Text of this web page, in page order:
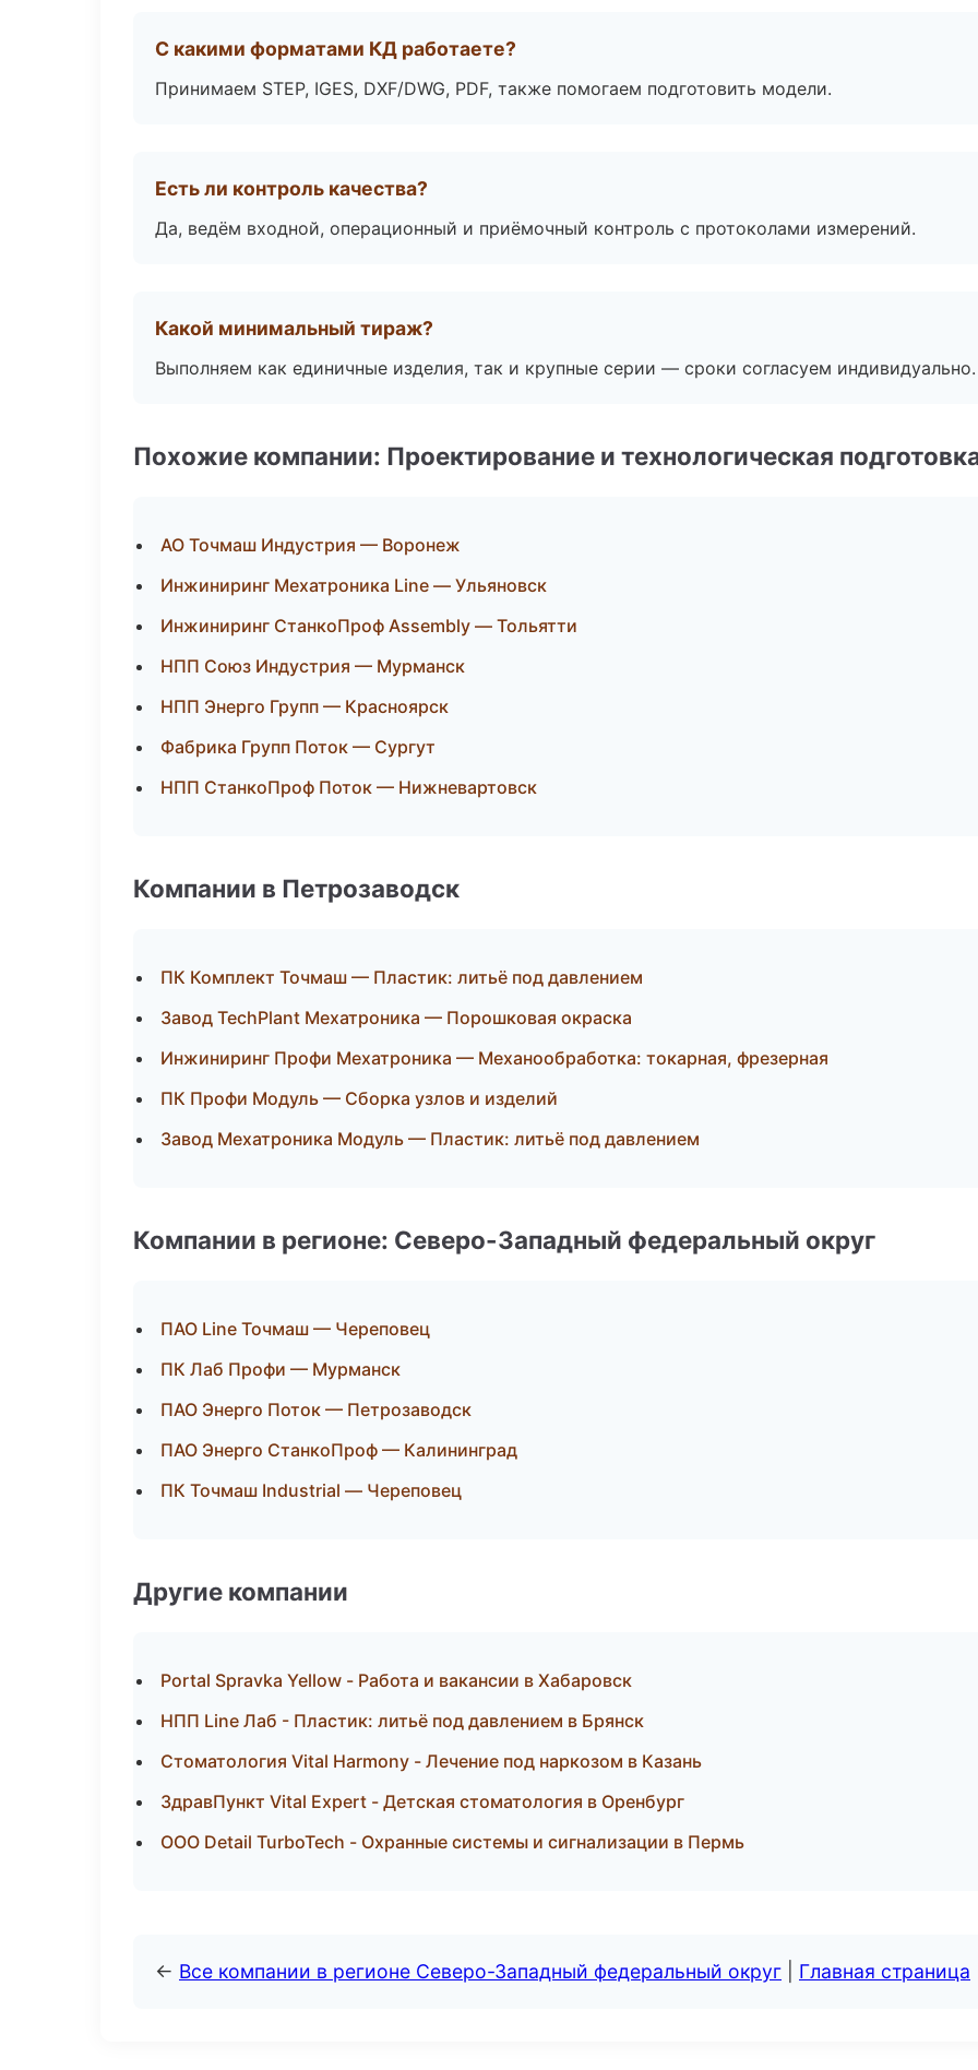
С какими форматами КД работаете?
Принимаем STEP, IGES, DXF/DWG, PDF, также помогаем подготовить модели.
Есть ли контроль качества?
Да, ведём входной, операционный и приёмочный контроль с протоколами измерений.
Какой минимальный тираж?
Выполняем как единичные изделия, так и крупные серии — сроки согласуем индивидуально.
Похожие компании: Проектирование и технологическая
АО Точмаш Индустрия — Воронеж
Инжиниринг Мехатроника Line — Ульяновск
Инжиниринг СтанкоПроф Assembly — Тольятти
НПП Союз Индустрия — Мурманск
НПП Энерго Групп — Красноярск
Фабрика Групп Поток — Сургут
НПП СтанкоПроф Поток — Нижневартовск
Компании в Петрозаводск
ПК Комплект Точмаш — Пластик: литьё под давлением
Завод TechPlant Мехатроника — Порошковая окраска
Инжиниринг Профи Мехатроника — Механообработка: токарная, фрезерная
ПК Профи Модуль — Сборка узлов и изделий
Завод Мехатроника Модуль — Пластик: литьё под давлением
Компании в регионе: Северо-Западный федеральный округ
ПАО Line Точмаш — Череповец
ПК Лаб Профи — Мурманск
ПАО Энерго Поток — Петрозаводск
ПАО Энерго СтанкоПроф — Калининград
ПК Точмаш Industrial — Череповец
Другие компании
Portal Spravka Yellow - Работа и вакансии в Хабаровск
НПП Line Лаб - Пластик: литьё под давлением в Брянск
Стоматология Vital Harmony - Лечение под наркозом в Казань
ЗдравПункт Vital Expert - Детская стоматология в Оренбург
ООО Detail TurboTech - Охранные системы и сигнализации в Пермь
← Все компании в регионе Северо-Западный федеральный округ Главная страница